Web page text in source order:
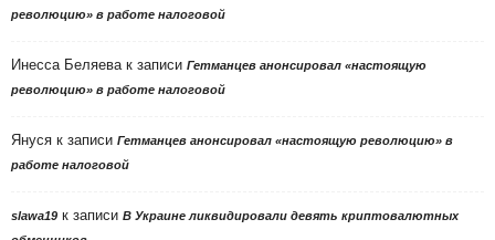
революцию» в работе налоговой
Инесса Беляевак записи Гетманцев анонсировал «настоящую
революцию» в работе налоговой
Януся к записи Гетманцев анонсировал «настоящую революцию» в
работе налоговой
slawa19 к записи В Украине ликвидировали девять криптовалютных